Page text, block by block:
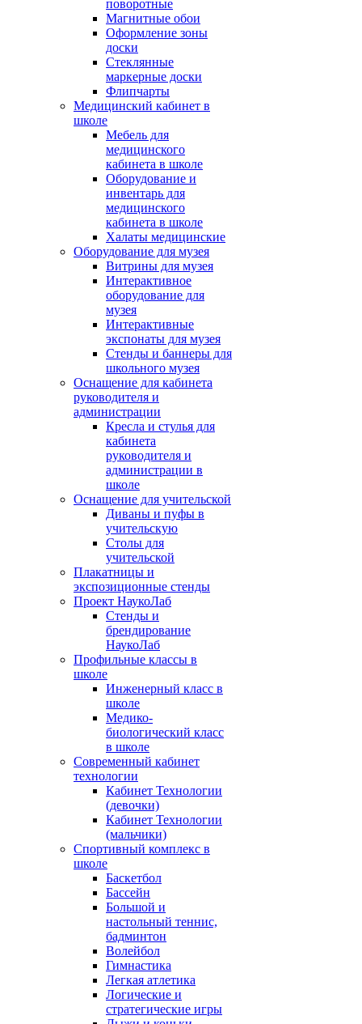
поворотные
Магнитные обои
Оформление зоны
доски
Стеклянные
маркерные доски
Флипчарты
Медицинский кабинет в
школе
Мебель для
медицинского
кабинета в школе
Оборудование и
инвентарь для
медицинского
кабинета в школе
Халаты медицинские
Оборудование для музея
Витрины для музея
Интерактивное
оборудование для
музея
Интерактивные
экспонаты для музея
Стенды и баннеры для
школьного музея
Оснащение для кабинета
руководителя и
администрации
Кресла и стулья для
кабинета
руководителя и
администрации в
школе
Оснащение для учительской
Диваны и пуфы в
учительскую
Столы для
учительской
Плакатницы и
экспозиционные стенды
Проект НаукоЛаб
Стенды и
брендирование
НаукоЛаб
Профильные классы в
школе
Инженерный класс в
школе
Медико-
биологический класс
в школе
Современный кабинет
технологии
Кабинет Технологии
(девочки)
Кабинет Технологии
(мальчики)
Спортивный комплекс в
школе
Баскетбол
Бассейн
Большой и
настольный теннис,
бадминтон
Волейбол
Гимнастика
Легкая атлетика
Логические и
стратегические игры